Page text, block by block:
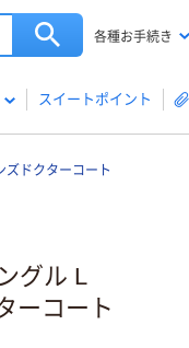
各種お手続き
スイートポイント
ズドクターコート
グル L
ーコート